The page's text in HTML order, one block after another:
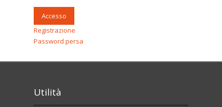
Accesso
Registrazione
Password persa
Utilità